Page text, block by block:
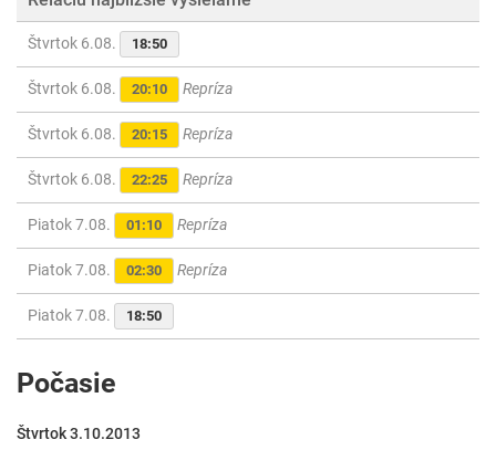
Štvrtok 6.08. 18:50
Štvrtok 6.08. 20:10 Repríza
Štvrtok 6.08. 20:15 Repríza
Štvrtok 6.08. 22:25 Repríza
Piatok 7.08. 01:10 Repríza
Piatok 7.08. 02:30 Repríza
Piatok 7.08. 18:50
Počasie
Štvrtok 3.10.2013